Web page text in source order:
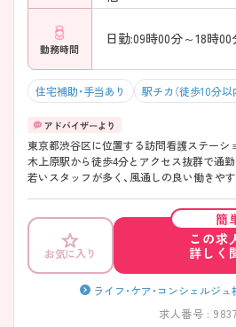
勤務時間
日勤:09時00分～18時00
住宅補助・手当あり 駅チカ（徒歩10分以
東京都渋谷区に位置する訪問看護ステーシ
木上原駅から徒歩4分とアクセス抜群で通勤に便利で
若いスタッフが多く、風通しの良い働きや
テーション』を目指すことができます。 また
も少なめなので、プライベートな時間も大
味のある方には、面接対策ポイントなど、
ので、お気軽にご相談ください。
お気に入り
簡
この求
詳しく
ライフ・ケア・コンシェルジ
求人番号 :